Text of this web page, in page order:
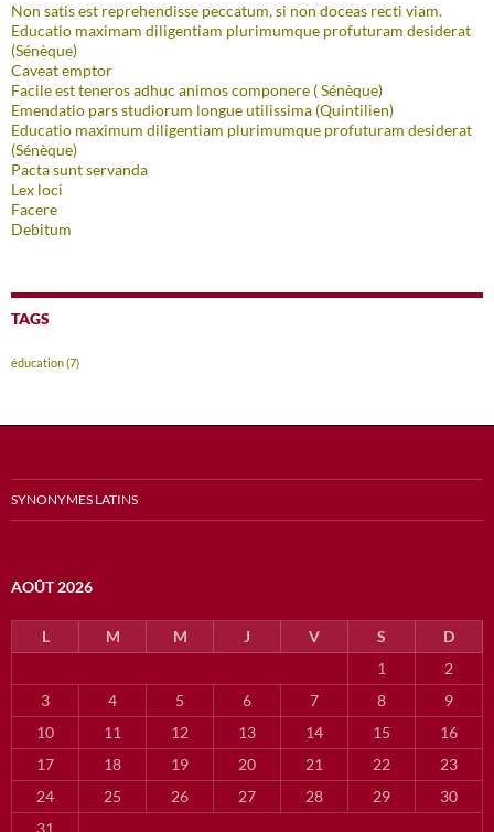
Non satis est reprehendisse peccatum, si non doceas recti viam.
Educatio maximam diligentiam plurimumque profuturam desiderat
(Sénèque)
Caveat emptor
Facile est teneros adhuc animos componere ( Sénèque)
Emendatio pars studiorum longue utilissima (Quintilien)
Educatio maximum diligentiam plurimumque profuturam desiderat
(Sénèque)
Pacta sunt servanda
Lex loci
Facere
Debitum
TAGS
éducation(7)
SYNONYMES LATINS
AOÛT 2026
L M M J V S
D
1
2
3
4 5 6 7 8
9
10
11 12 13 14 15
16
17
18 19 20 21 22
23
24
25 26 27 28 29
30